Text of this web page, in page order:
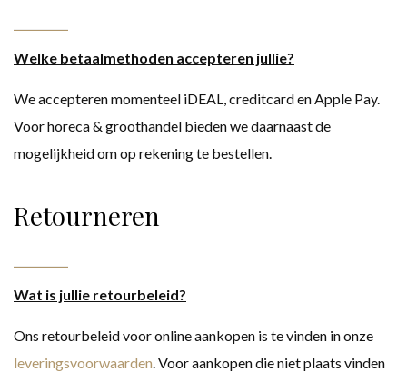
Welke betaalmethoden accepteren jullie?
We accepteren momenteel iDEAL, creditcard en Apple Pay.
Voor horeca & groothandel bieden we daarnaast de
mogelijkheid om op rekening te bestellen.
Retourneren
Wat is jullie retourbeleid?
Ons retourbeleid voor online aankopen is te vinden in onze
leveringsvoorwaarden. Voor aankopen die niet plaats vinden